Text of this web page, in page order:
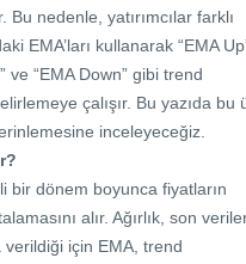
Bu nedenle, yatırımcılar farklı
EMA’ları kullanarak “EMA
ve “EMA Down” gibi trend
çalışır. Bu yazıda bu
inceleyeceğiz.
bir dönem boyunca fiyatların
alır. Ağırlık, son
verildiği için EMA, trend